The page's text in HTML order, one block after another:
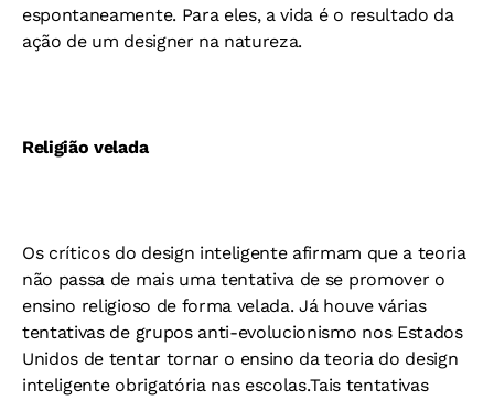
espontaneamente. Para eles, a vida é o resultado da
ação de um designer na natureza.
Religião velada
Os críticos do design inteligente afirmam que a teoria
não passa de mais uma tentativa de se promover o
ensino religioso de forma velada. Já houve várias
tentativas de grupos anti-evolucionismo nos Estados
Unidos de tentar tornar o ensino da teoria do design
inteligente obrigatória nas escolas.Tais tentativas